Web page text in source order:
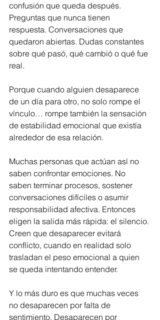
confusión que queda después.
Preguntas que nunca tienen
respuesta. Conversaciones que
quedaron abiertas. Dudas constantes
sobre qué pasó, qué cambió o qué fue
real.
Porque cuando alguien desaparece
de un día para otro, no solo rompe el
vínculo… rompe también la sensación
de estabilidad emocional que existía
alrededor de esa relación.
Muchas personas que actúan así no
saben confrontar emociones. No
saben terminar procesos, sostener
conversaciones difíciles o asumir
responsabilidad afectiva. Entonces
eligen la salida más rápida: el silencio.
Creen que desaparecer evitará
conflicto, cuando en realidad solo
trasladan el peso emocional a quien
se queda intentando entender.
Y lo más duro es que muchas veces
no desaparecen por falta de
sentimiento. Desaparecen por